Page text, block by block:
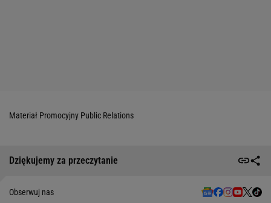
Materiał Promocyjny Public Relations
Dziękujemy za przeczytanie
Obserwuj nas